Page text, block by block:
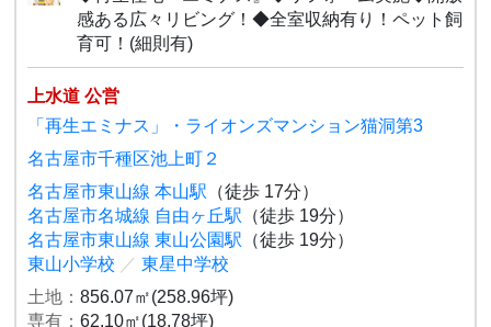
感ある広々リビング！◆全室収納有り！ペット飼
育可！(細則有)
上水道 公営
「再生エミナス」・ライオンズマンション猫洞第3
名古屋市千種区池上町２
名古屋市東山線 本山駅 （徒歩 17分）
名古屋市名城線 自由ヶ丘駅 （徒歩 19分）
名古屋市東山線 東山公園駅 （徒歩 19分）
東山小学校 ／ 東星中学校
土地：856.07㎡(258.96坪)
専有：62.10㎡(18.78坪)